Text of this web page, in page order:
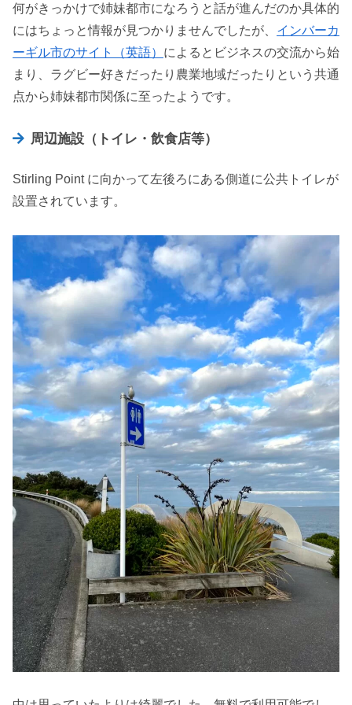
何がきっかけで姉妹都市になろうと話が進んだのか具体的
にはちょっと情報が見つかりませんでしたが、 インバーカ
ーギル市のサイト（英語） によるとビジネスの交流から始
まり、ラグビー好きだったり農業地域だったりという共通
点から姉妹都市関係に至ったようです。
周辺施設（トイレ・飲食店等）
Stirling Point に向かって左後ろにある側道に公共トイレが
設置されています。